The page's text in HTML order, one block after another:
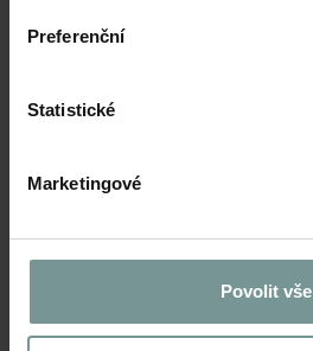
Preferenční
Statistické
Marketingové
Povolit vše